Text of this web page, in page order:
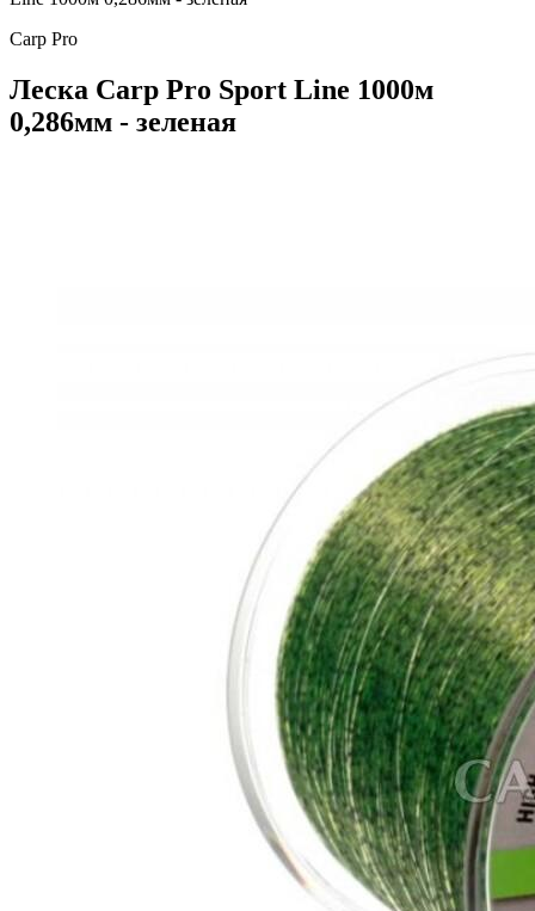
Carp Pro
Леска Carp Pro Sport Line 1000м
0,286мм - зеленая